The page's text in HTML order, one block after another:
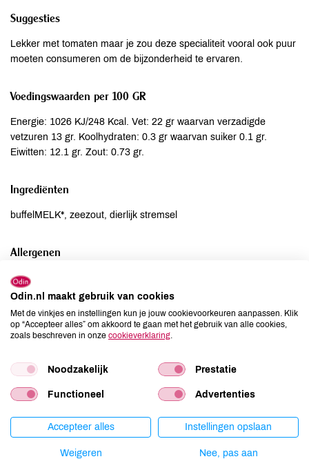
Suggesties
Lekker met tomaten maar je zou deze specialiteit vooral ook puur
moeten consumeren om de bijzonderheid te ervaren.
Voedingswaarden per 100 GR
Energie: 1026 KJ/248 Kcal. Vet: 22 gr waarvan verzadigde
vetzuren 13 gr. Koolhydraten: 0.3 gr waarvan suiker 0.1 gr.
Eiwitten: 12.1 gr. Zout: 0.73 gr.
Ingrediënten
buffelMELK*, zeezout, dierlijk stremsel
Allergenen
Aardnoten
Ei
niet aanwezig
Gluten
niet aanwezig
Lactose
aanwezig
Mosterd
niet aanwezig
Noten
niet aanwezig
niet aanwezig
Odin.nl maakt gebruik van cookies
Met de vinkjes en instellingen kun je jouw cookievoorkeuren aanpassen. Klik
op “Accepteer alles” om akkoord te gaan met het gebruik van alle cookies,
zoals beschreven in onze cookieverklaring.
Noodzakelijk Prestatie
Functioneel Advertenties
Accepteer alles Instellingen opslaan
Weigeren Nee, pas aan